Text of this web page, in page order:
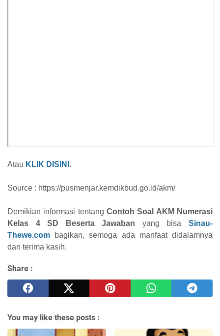
Atau KLIK DISINI .
Source : https://pusmenjar.kemdikbud.go.id/akm/
Demikian informasi tentang Contoh Soal AKM Numerasi
Kelas 4 SD Beserta Jawaban yang bisaSinau-
Thewe.com bagikan, semoga ada manfaat didalamnya
dan terima kasih.
Share :
You may like these posts :